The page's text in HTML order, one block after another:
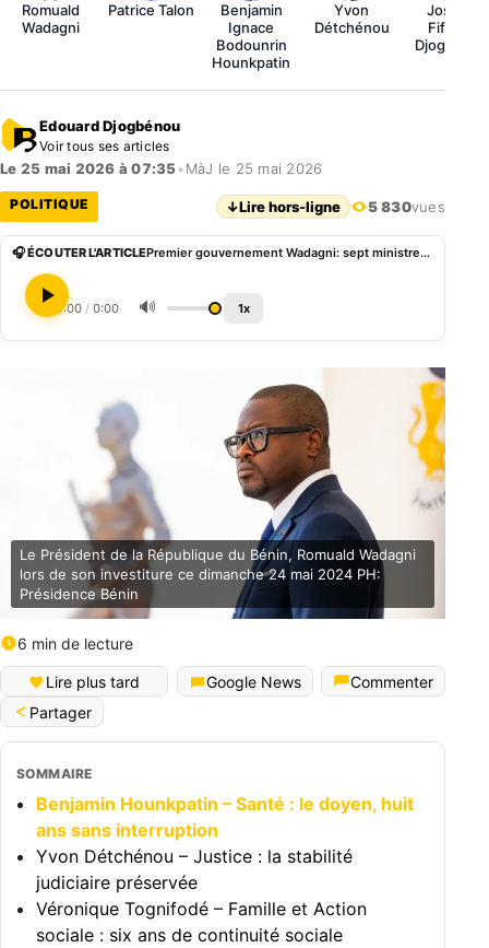
Romuald
Wadagni
Patrice Talon
Benjamin
Ignace
Bodounrin
Hounkpatin
Yvon
Détchénou
Joseph
Fifamin
Djogbénou
Edouard Djogbénou
Voir tous ses articles
Le 25 mai 2026 à 07:35 • MàJ le 25 mai 2026
POLITIQUE ↓Lire hors-ligne 5 830vues
🎧 ÉCOUTER L'ARTICLE Premier gouvernement Wadagni: sept ministres reconduits de l’équipe Talon
0:00 / 0:00 🔊 1x
Le Président de la République du Bénin, Romuald Wadagni
lors de son investiture ce dimanche 24 mai 2024 PH:
Présidence Bénin
6 min de lecture
Lire plus tard Google News
Commenter
Partager
SOMMAIRE
Benjamin Hounkpatin – Santé : le doyen, huit
ans sans interruption
Yvon Détchénou – Justice : la stabilité
judiciaire préservée
Véronique Tognifodé – Famille et Action
sociale : six ans de continuité sociale